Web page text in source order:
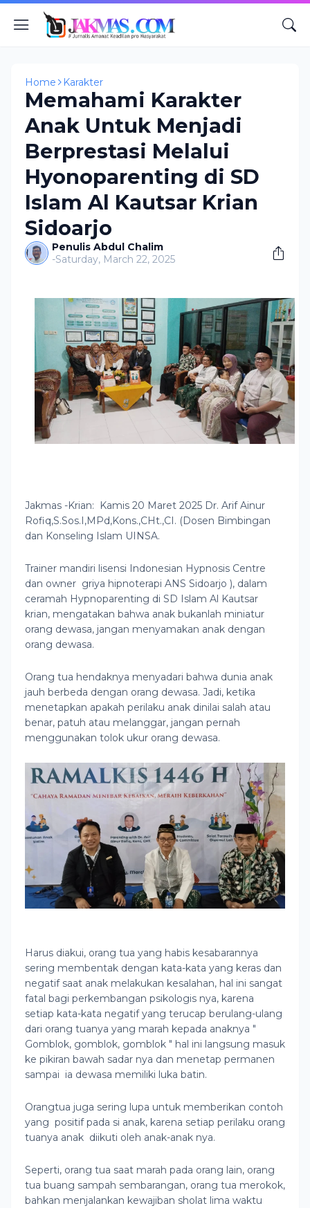
Home Karakter
Memahami Karakter
Anak Untuk Menjadi
Berprestasi Melalui
Hyonoparenting di SD
Islam Al Kautsar Krian
Sidoarjo
Penulis Abdul Chalim
-Saturday, March 22, 2025
Jakmas -Krian: Kamis 20 Maret 2025 Dr. Arif Ainur
Rofiq,S.Sos.I,MPd,Kons.,CHt.,CI. (Dosen Bimbingan
dan Konseling Islam UINSA.
Trainer mandiri lisensi Indonesian Hypnosis Centre
dan owner griya hipnoterapi ANS Sidoarjo ), dalam
ceramah Hypnoparenting di SD Islam Al Kautsar
krian, mengatakan bahwa anak bukanlah miniatur
orang dewasa, jangan menyamakan anak dengan
orang dewasa.
Orang tua hendaknya menyadari bahwa dunia anak
jauh berbeda dengan orang dewasa. Jadi, ketika
menetapkan apakah perilaku anak dinilai salah atau
benar, patuh atau melanggar, jangan pernah
menggunakan tolok ukur orang dewasa.
Harus diakui, orang tua yang habis kesabarannya
sering membentak dengan kata-kata yang keras dan
negatif saat anak melakukan kesalahan, hal ini sangat
fatal bagi perkembangan psikologis nya, karena
setiap kata-kata negatif yang terucap berulang-ulang
dari orang tuanya yang marah kepada anaknya "
Gomblok, gomblok, gomblok " hal ini langsung masuk
ke pikiran bawah sadar nya dan menetap permanen
sampai ia dewasa memiliki luka batin.
Orangtua juga sering lupa untuk memberikan contoh
yang positif pada si anak, karena setiap perilaku orang
tuanya anak diikuti oleh anak-anak nya.
Seperti, orang tua saat marah pada orang lain, orang
tua buang sampah sembarangan, orang tua merokok,
bahkan menjalankan kewajiban sholat lima waktu